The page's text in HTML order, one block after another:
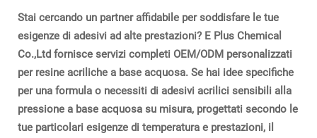
Stai cercando un partner affidabile per soddisfare le tue
esigenze di adesivi ad alte prestazioni? E Plus Chemical
Co.,Ltd fornisce servizi completi OEM/ODM personalizzati
per resine acriliche a base acquosa. Se hai idee specifiche
per una formula o necessiti di adesivi acrilici sensibili alla
pressione a base acquosa su misura, progettati secondo le
tue particolari esigenze di temperatura e prestazioni, il